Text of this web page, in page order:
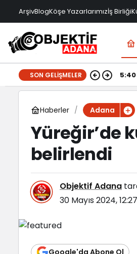
ArşivBlogKöşe Yazarlarımızİş Birliği
SON GELIŞMELER 5:40
Haberler Adana
Yüreğir’de
belirlendi
Objektif Adana
30 Mayıs 2024, 12:27
Google'da Abone Ol